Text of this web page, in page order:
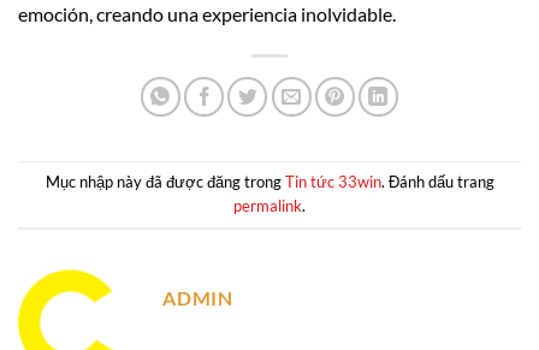
emoción, creando una experiencia inolvidable.
Mục nhập này đã được đăng trongTin tức 33win. Đánh dấu trang
permalink.
ADMIN